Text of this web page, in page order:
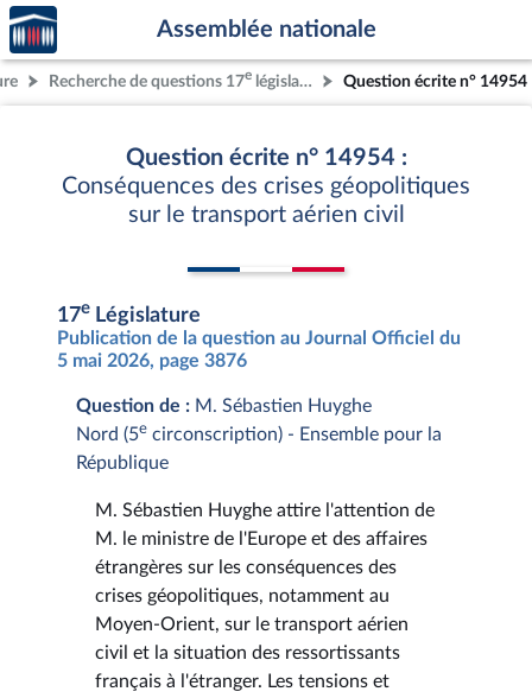
Aller au contenu
Aller en bas de la page
Accèder
à la
page
d'accueil
Assemblée nationale
Recherche de questions 17e législature Question écrite n° 14954
Question écrite n° 14954 :
Conséquences des crises géopolitiques
sur le transport aérien civil
17e Législature
Publication de la question au Journal Officiel du
5 mai 2026, page 3876
Question de : M. Sébastien Huyghe
Nord (5e circonscription) - Ensemble pour la
République
M. Sébastien Huyghe attire l'attention de
M. le ministre de l'Europe et des affaires
étrangères sur les conséquences des
crises géopolitiques, notamment au
Moyen-Orient, sur le transport aérien
civil et la situation des ressortissants
français à l'étranger. Les tensions et